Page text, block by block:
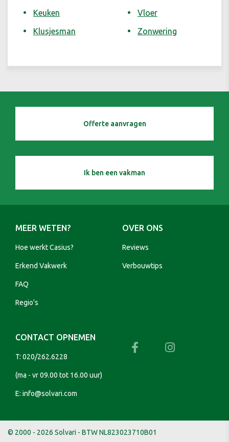
Keuken
Klusjesman
Vloer
Zonwering
Offerte aanvragen
Ik ben een vakman
MEER WETEN?
Hoe werkt Casius?
Erkend Vakwerk
FAQ
Regio's
OVER ONS
Reviews
Verbouwtips
CONTACT OPNEMEN
T: 020/262.6228
(ma - vr 09.00 tot 16.00 uur)
E: info@solvari.com
© 2000 - 2026 Solvari - BTW NL823023710B01